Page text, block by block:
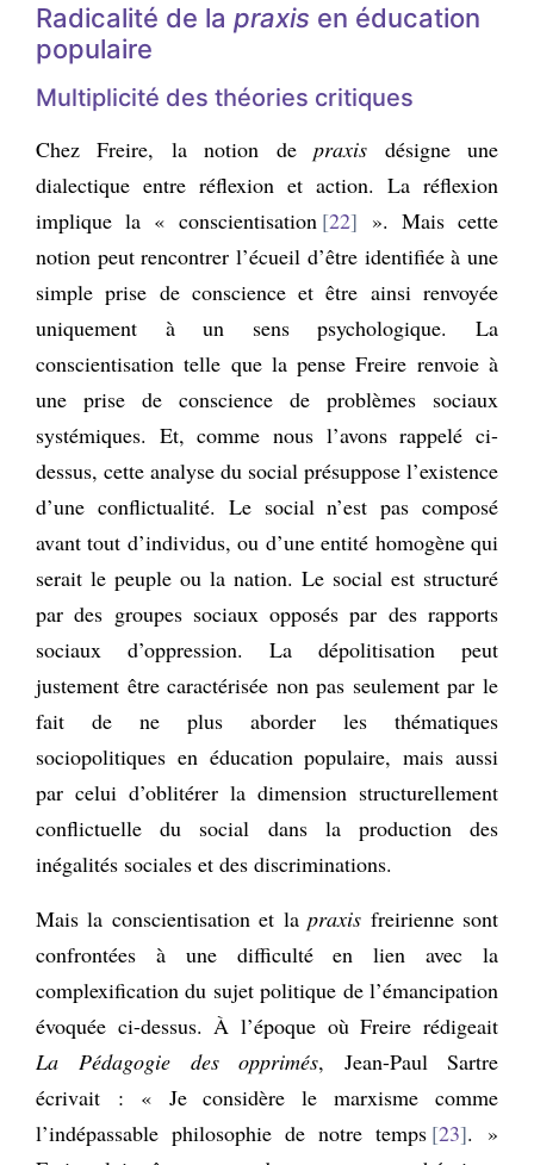
Radicalité de la praxis en éducation
populaire
Multiplicité des théories critiques
Chez Freire, la notion depraxis désigne une
dialectique entre réflexion et action. La réflexion
implique la « conscientisation 22
». Mais cette
notion peut rencontrer l’écueil d’être identifiée à une
simple prise de conscience et être ainsi renvoyée
uniquement à un sens psychologique. La
conscientisation telle que la pense Freire renvoie à
une prise de conscience de problèmes sociaux
systémiques. Et, comme nous l’avons rappelé ci-
dessus, cette analyse du social présuppose l’existence
d’une conflictualité. Le social n’est pas composé
avant tout d’individus, ou d’une entité homogène qui
serait le peuple ou la nation. Le social est structuré
par des groupes sociaux opposés par des rapports
sociaux d’oppression. La dépolitisation peut
justement être caractérisée non pas seulement par le
fait de ne plus aborder les thématiques
sociopolitiques en éducation populaire, mais aussi
par celui d’oblitérer la dimension structurellement
conflictuelle du social dans la production des
inégalités sociales et des discriminations.
Mais la conscientisation et lapraxis freirienne sont
confrontées à une difficulté en lien avec la
complexification du sujet politique de l’émancipation
évoquée ci-dessus. À l’époque où Freire rédigeait
La Pédagogie des opprimés, Jean-Paul Sartre
écrivait : « Je considère le marxisme comme
l’indépassable philosophie de notre temps 23 . »